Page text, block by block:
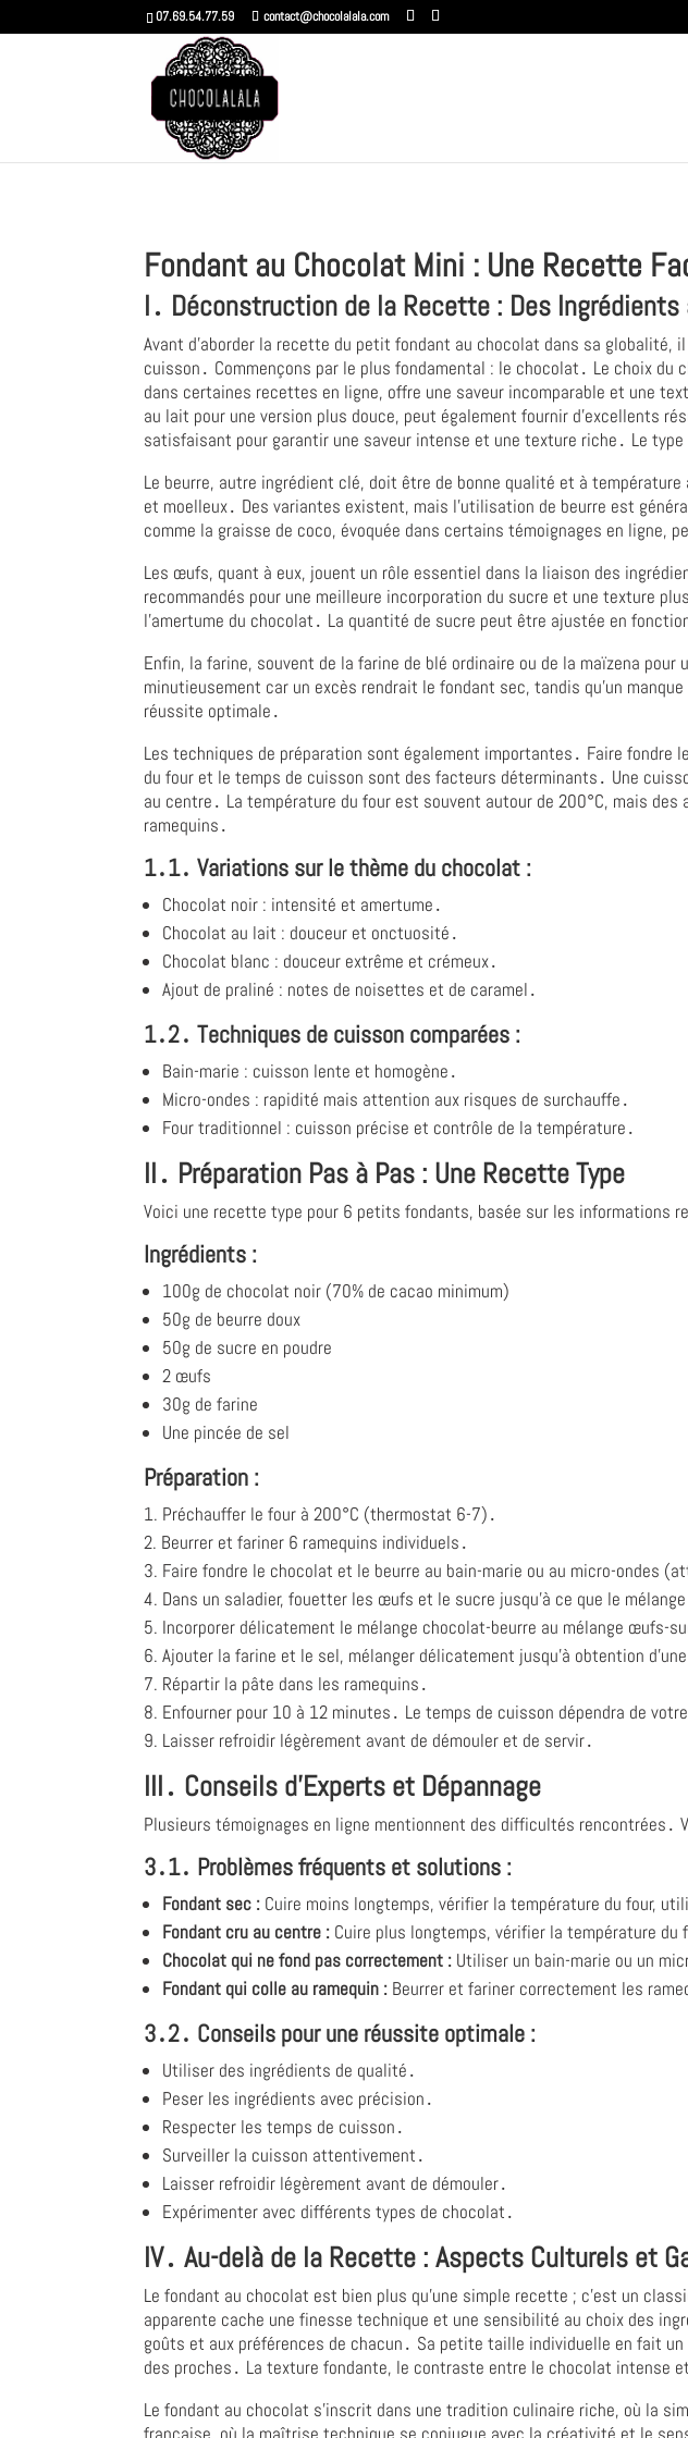
07.69.54.77.59 contact@chocolalala.com
Fondant au Chocolat Mini : Une Recette
I․ Déconstruction de la Recette : Des Ingrédients
Avant d'aborder la recette du petit fondant au chocolat dans sa
cuisson․ Commençons par le plus fondamental : le chocolat․ Le choix
dans certaines recettes en ligne, offre une saveur incomparable et une
au lait pour une version plus douce, peut également fournir d'excellents
satisfaisant pour garantir une saveur intense et une texture riche․ Le
Le beurre, autre ingrédient clé, doit être de bonne qualité et à
et moelleux․ Des variantes existent, mais l'utilisation de beurre est
comme la graisse de coco, évoquée dans certains témoignages en
Les œufs, quant à eux, jouent un rôle essentiel dans la liaison des
recommandés pour une meilleure incorporation du sucre et une texture
l'amertume du chocolat․ La quantité de sucre peut être ajustée en
Enfin, la farine, souvent de la farine de blé ordinaire ou de la maïzena
minutieusement car un excès rendrait le fondant sec, tandis qu'un
réussite optimale․
Les techniques de préparation sont également importantes․ Faire fondre
du four et le temps de cuisson sont des facteurs déterminants․ Une
au centre․ La température du four est souvent autour de 200°C, mais
ramequins․
1․1․ Variations sur le thème du chocolat :
Chocolat noir : intensité et amertume․
Chocolat au lait : douceur et onctuosité․
Chocolat blanc : douceur extrême et crémeux․
Ajout de praliné : notes de noisettes et de caramel․
1․2․ Techniques de cuisson comparées :
Bain-marie : cuisson lente et homogène․
Micro-ondes : rapidité mais attention aux risques de surchauffe․
Four traditionnel : cuisson précise et contrôle de la température․
II․ Préparation Pas à Pas : Une Recette Type
Voici une recette type pour 6 petits fondants, basée sur les informations
Ingrédients :
100g de chocolat noir (70% de cacao minimum)
50g de beurre doux
50g de sucre en poudre
2 œufs
30g de farine
Une pincée de sel
Préparation :
Préchauffer le four à 200°C (thermostat 6-7)․
Beurrer et fariner 6 ramequins individuels․
Faire fondre le chocolat et le beurre au bain-marie ou au micro-ondes
Dans un saladier, fouetter les œufs et le sucre jusqu'à ce que le
Incorporer délicatement le mélange chocolat-beurre au mélange œufs-
Ajouter la farine et le sel, mélanger délicatement jusqu'à obtention
Répartir la pâte dans les ramequins․
Enfourner pour 10 à 12 minutes․ Le temps de cuisson dépendra de
Laisser refroidir légèrement avant de démouler et de servir․
III․ Conseils d'Experts et Dépannage
Plusieurs témoignages en ligne mentionnent des difficultés rencontrées․
3․1․ Problèmes fréquents et solutions :
Fondant sec : Cuire moins longtemps, vérifier la température du four,
Fondant cru au centre : Cuire plus longtemps, vérifier la température
Chocolat qui ne fond pas correctement : Utiliser un bain-marie ou un
Fondant qui colle au ramequin : Beurrer et fariner correctement les
3․2․ Conseils pour une réussite optimale :
Utiliser des ingrédients de qualité․
Peser les ingrédients avec précision․
Respecter les temps de cuisson․
Surveiller la cuisson attentivement․
Laisser refroidir légèrement avant de démouler․
Expérimenter avec différents types de chocolat․
IV․ Au-delà de la Recette : Aspects Culturels et
Le fondant au chocolat est bien plus qu'une simple recette ; c'est un
apparente cache une finesse technique et une sensibilité au choix des
goûts et aux préférences de chacun․ Sa petite taille individuelle en fait
des proches․ La texture fondante, le contraste entre le chocolat intense
Le fondant au chocolat s'inscrit dans une tradition culinaire riche, où la